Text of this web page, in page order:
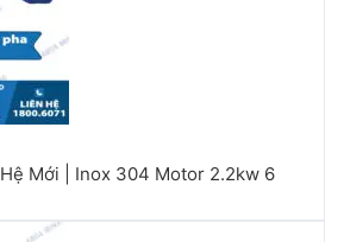
Mới | Inox 304 Motor 2.2kw 6